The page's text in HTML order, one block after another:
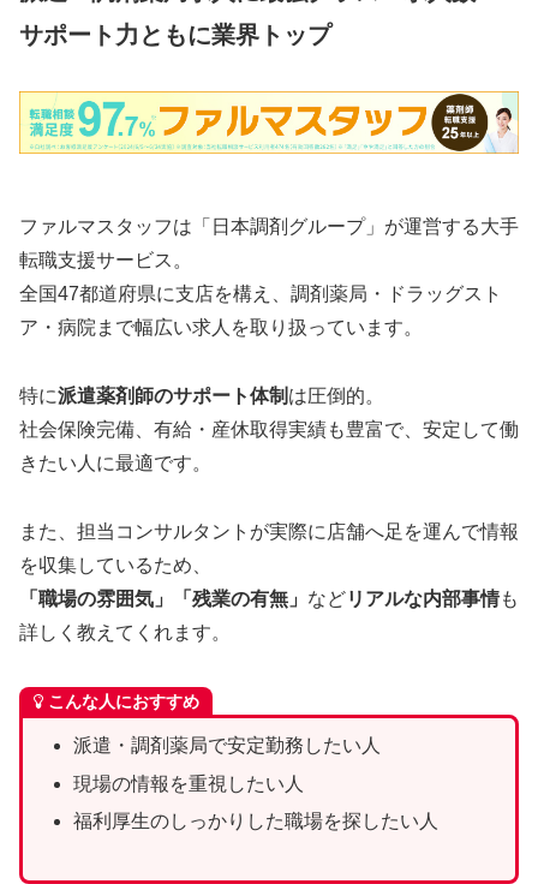
サポート力ともに業界トップ
ファルマスタッフは「日本調剤グループ」が運営する大手
転職支援サービス。
全国47都道府県に支店を構え、調剤薬局・ドラッグスト
ア・病院まで幅広い求人を取り扱っています。
特に派遣薬剤師のサポート体制 は圧倒的。
社会保険完備、有給・産休取得実績も豊富で、安定して働
きたい人に最適です。
また、担当コンサルタントが実際に店舗へ足を運んで情報
を収集しているため、
「職場の雰囲気」「残業の有無」 などリアルな内部事情も
詳しく教えてくれます。
こんな人におすすめ
派遣・調剤薬局で安定勤務したい人
現場の情報を重視したい人
福利厚生のしっかりした職場を探したい人